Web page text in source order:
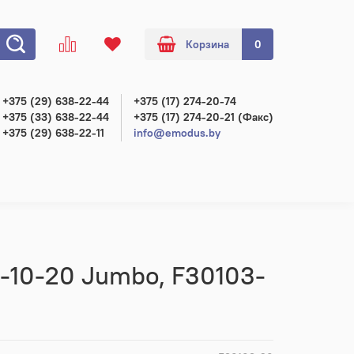
Корзина 0
+375 (29) 638-22-44
+375 (33) 638-22-44
+375 (29) 638-22-11
+375 (17) 274-20-74
+375 (17) 274-20-21 (Факс)
info@emodus.by
20 Jumbo, F30103-